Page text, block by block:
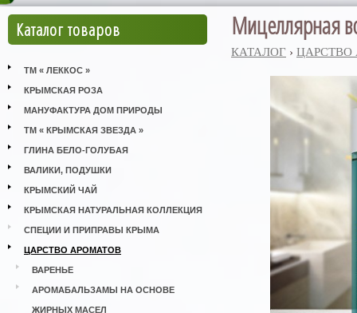
Каталог товаров
ТМ « ЛЕККОС »
КРЫМСКАЯ РОЗА
МАНУФАКТУРА ДОМ ПРИРОДЫ
ТМ « КРЫМСКАЯ ЗВЕЗДА »
ГЛИНА БЕЛО-ГОЛУБАЯ
ВАЛИКИ, ПОДУШКИ
КРЫМСКИЙ ЧАЙ
КРЫМСКАЯ НАТУРАЛЬНАЯ КОЛЛЕКЦИЯ
СПЕЦИИ И ПРИПРАВЫ КРЫМА
ЦАРСТВО АРОМАТОВ
ВАРЕНЬЕ
АРОМАБАЛЬЗАМЫ НА ОСНОВЕ
ЖИРНЫХ МАСЕЛ
Мицеллярная
КАТАЛОГ › ЦАРСТВО